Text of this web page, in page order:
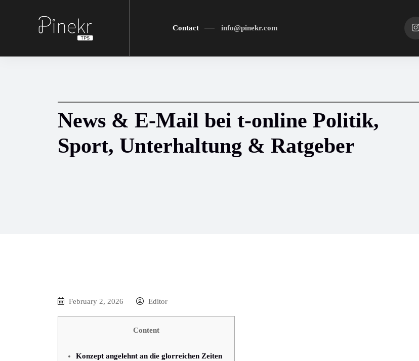
Contact info@pinekr.com
News & E-Mail bei t-online Politik,
Sport, Unterhaltung & Ratgeber
February 2, 2026 Editor
Content
Konzept angelehnt an die glorreichen Zeiten